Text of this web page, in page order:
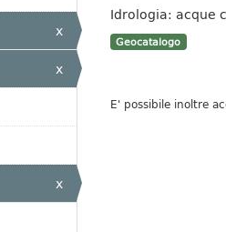
x
x
x
Idrologia: acque
Geocatalogo
E' possibile inoltre